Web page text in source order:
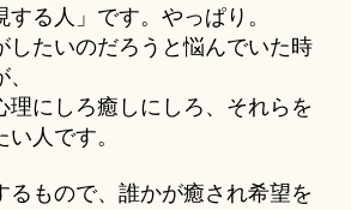
る人」です。やっぱり。
したいのだろうと悩んでいた時
理にしろ癒しにしろ、それらを
人です。
るもので、誰かが癒され希望を